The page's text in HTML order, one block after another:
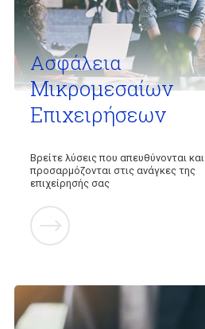
Ασφάλεια
Μικρομεσαίων
Επιχειρήσεων
Βρείτε λύσεις που απευθύνονται και
προσαρμόζονται στις ανάγκες της
επιχείρησής σας